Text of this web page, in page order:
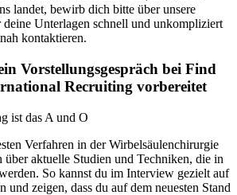
landet, bewirb dich bitte über unsere
Unterlagen schnell und unkompliziert
kontaktieren.
Vorstellungsgespräch bei Find
Recruiting vorbereitet
ist das A und O
Verfahren in der Wirbelsäulenchirurgie
aktuelle Studien und Techniken, die in
So kannst du im Interview gezielt auf
und zeigen, dass du auf dem neuesten Stand